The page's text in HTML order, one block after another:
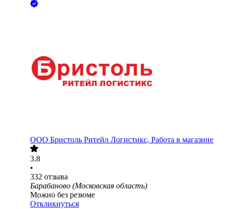
ООО Бристоль Ритейл Логистикс, Работа в магазине
3.8
•
332 отзыва
Барабаново (Московская область)
Можно без резюме
Откликнуться